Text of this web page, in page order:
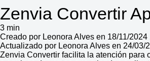
Zenvia Convertir
3 min
Creado por Leonora Alves en 18/11/2024
Actualizado por Leonora Alves en 24/03/
Zenvia Convertir facilita la atención para